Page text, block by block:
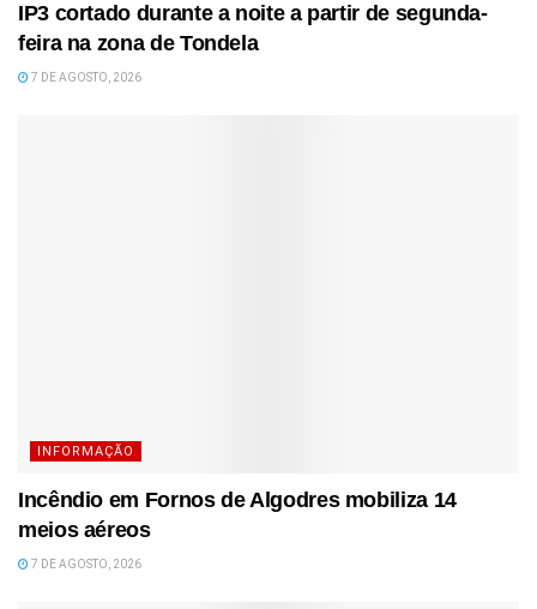
IP3 cortado durante a noite a partir de segunda-
feira na zona de Tondela
7 DE AGOSTO, 2026
INFORMAÇÃO
Incêndio em Fornos de Algodres mobiliza 14
meios aéreos
7 DE AGOSTO, 2026